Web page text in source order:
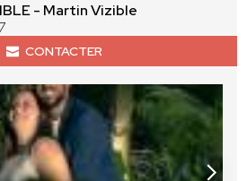
- Martin Vizible
CONTACTER